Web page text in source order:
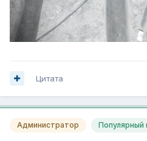
Цитата
Администратор Популярный